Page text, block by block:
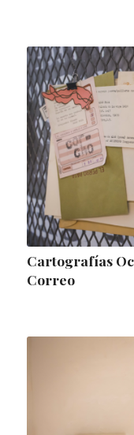
Cartografías
Correo